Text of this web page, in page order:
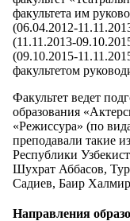
факультета им
(06.04.2012-
(11.11.2013-
(09.10.2015-
факультетом
Факультет ведет
образования
«Режиссура» (по
преподавали такие
Республики
Шухрат Аббасов,
Садиев, Баир
Направления